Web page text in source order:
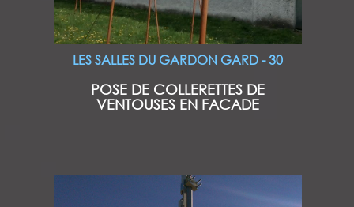
LES SALLES DU GARDON GARD - 30
POSE DE COLLERETTES DE
VENTOUSES EN FACADE